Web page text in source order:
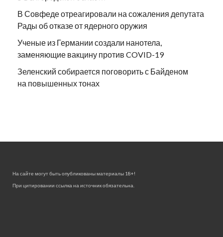
В Совфеде отреагировали на сожаления депутата
Рады об отказе от ядерного оружия
Ученые из Германии создали нанотела,
заменяющие вакцину против COVID-19
Зеленский собирается поговорить с Байденом
на повышенных тонах
На сайте могут быть опубликованы материалы 18+!
При цитировании ссылка на источник обязательна.